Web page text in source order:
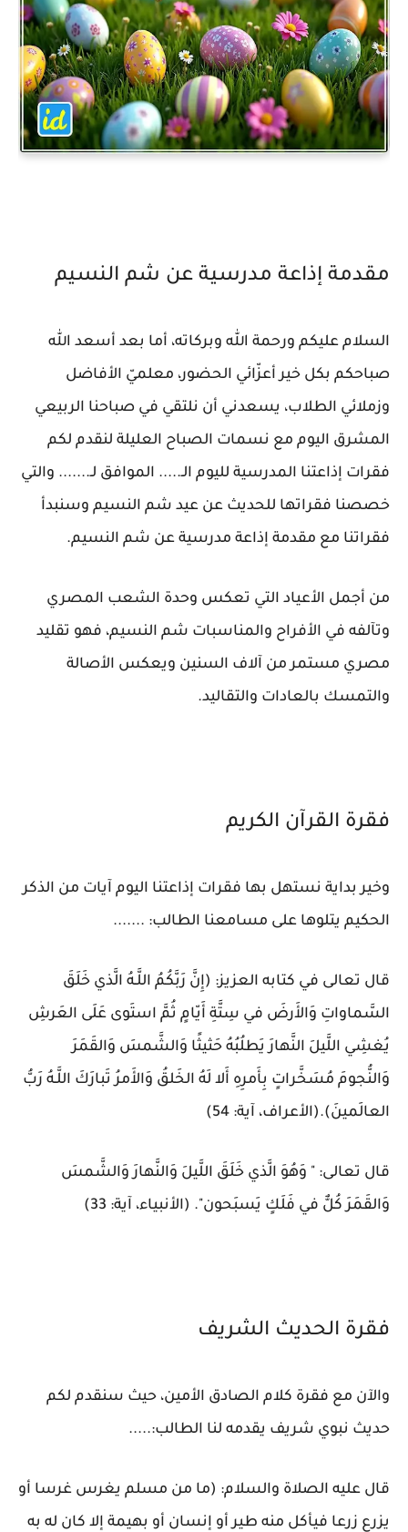
مقدمة إذاعة مدرسية عن شم النسيم
السلام عليكم ورحمة الله وبركاته، أما بعد أسعد الله
صباحكم بكل خير أعزّائي الحضور، معلميّ الأفاضل
وزملائي الطلاب، يسعدني أن نلتقي في صباحنا الربيعي
المشرق اليوم مع نسمات الصباح العليلة لنقدم لكم
فقرات إذاعتنا المدرسية لليوم الـ..... الموافق لـ....... والتي
خصصنا فقراتها للحديث عن عيد شم النسيم وسنبدأ
فقراتنا مع مقدمة إذاعة مدرسية عن شم النسيم.
من أجمل الأعياد التي تعكس وحدة الشعب المصري
وتآلفه في الأفراح والمناسبات شم النسيم، فهو تقليد
مصري مستمر من آلاف السنين ويعكس الأصالة
والتمسك بالعادات والتقاليد.
فقرة القرآن الكريم
وخير بداية نستهل بها فقرات إذاعتنا اليوم آيات من الذكر
الحكيم يتلوها على مسامعنا الطالب: .......
قال تعالى في كتابه العزيز: (إِنَّ رَبَّكُمُ اللَّـهُ الَّذي خَلَقَ
السَّماواتِ وَالأَرضَ في سِتَّةِ أَيّامٍ ثُمَّ استَوى عَلَى العَرشِ
يُغشِي اللَّيلَ النَّهارَ يَطلُبُهُ حَثيثًا وَالشَّمسَ وَالقَمَرَ
وَالنُّجومَ مُسَخَّراتٍ بِأَمرِهِ أَلا لَهُ الخَلقُ وَالأَمرُ تَبارَكَ اللَّـهُ رَبُّ
العالَمينَ).(الأعراف، آية: 54)
قال تعالى: " وَهُوَ الَّذي خَلَقَ اللَّيلَ وَالنَّهارَ وَالشَّمسَ
وَالقَمَرَ كُلٌّ في فَلَكٍ يَسبَحون". (الأنبياء، آية: 33)
فقرة الحديث الشريف
والآن مع فقرة كلام الصادق الأمين، حيث سنقدم لكم
حديث نبوي شريف يقدمه لنا الطالب:.....
قال عليه الصلاة والسلام: (ما من مسلم يغرس غرسا أو
يزرع زرعا فيأكل منه طير أو إنسان أو بهيمة إلا كان له به